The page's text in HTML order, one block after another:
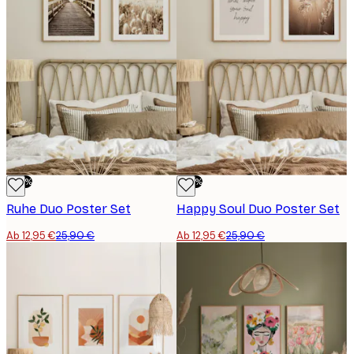
-50%
Ruhe Duo Poster Set
Ab 12,95 €25,90 €
-50%
Happy Soul Duo​ Poster Set
Ab 12,95 €25,90 €